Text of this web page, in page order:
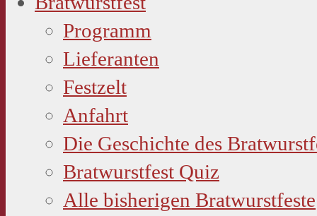
Programm
Lieferanten
Festzelt
Anfahrt
Die Geschichte des
Bratwurstfest Quiz
Alle bisherigen Bratwurstfeste